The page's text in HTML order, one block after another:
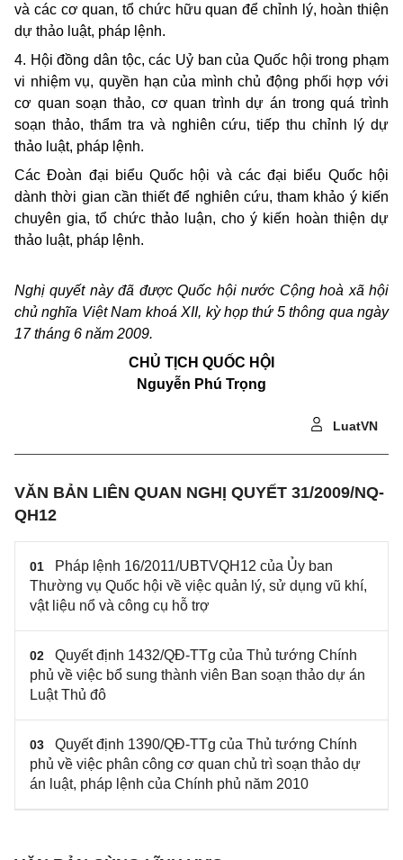
và các cơ quan, tổ chức hữu quan để chỉnh lý, hoàn thiện
dự thảo luật, pháp lệnh.
4. Hội đồng dân tộc, các Uỷ ban của Quốc hội trong phạm
vi nhiệm vụ, quyền hạn của mình chủ động phối hợp với
cơ quan soạn thảo, cơ quan trình dự án trong quá trình
soạn thảo, thẩm tra và nghiên cứu, tiếp thu chỉnh lý dự
thảo luật, pháp lệnh.
Các Đoàn đại biểu Quốc hội và các đại biểu Quốc hội
dành thời gian cần thiết để nghiên cứu, tham khảo ý kiến
chuyên gia, tổ chức thảo luận, cho ý kiến hoàn thiện dự
thảo luật, pháp lệnh.
Nghị quyết này đã được Quốc hội nước Cộng hoà xã hội
chủ nghĩa Việt Nam khoá XII, kỳ họp thứ 5 thông qua ngày
17 tháng 6 năm 2009.
CHỦ TỊCH QUỐC HỘI
Nguyễn Phú Trọng
LuatVN
VĂN BẢN LIÊN QUAN NGHỊ QUYẾT 31/2009/NQ-
QH12
01
Pháp lệnh 16/2011/UBTVQH12 của Ủy ban
Thường vụ Quốc hội về việc quản lý, sử dụng vũ khí,
vật liệu nổ và công cụ hỗ trợ
02
Quyết định 1432/QĐ-TTg của Thủ tướng Chính
phủ về việc bổ sung thành viên Ban soạn thảo dự án
Luật Thủ đô
03
Quyết định 1390/QĐ-TTg của Thủ tướng Chính
phủ về việc phân công cơ quan chủ trì soạn thảo dự
án luật, pháp lệnh của Chính phủ năm 2010